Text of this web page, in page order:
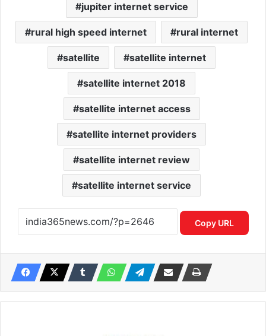
jupiter internet service
rural high speed internet rural internet
satellite satellite internet
satellite internet 2018
satellite internet access
satellite internet providers
satellite internet review
satellite internet service
Copy URL